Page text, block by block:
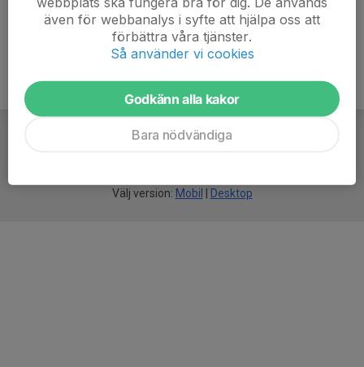
Välj version: Mobil Desktop
även för webbanalys i syfte att hjälpa oss att
förbättra våra tjänster.
Så använder vi cookies
Godkänn alla kakor
Bara nödvändiga